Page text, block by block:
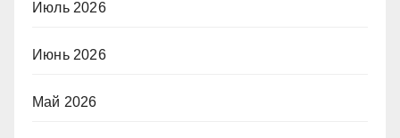
Июль 2026
Июнь 2026
Май 2026